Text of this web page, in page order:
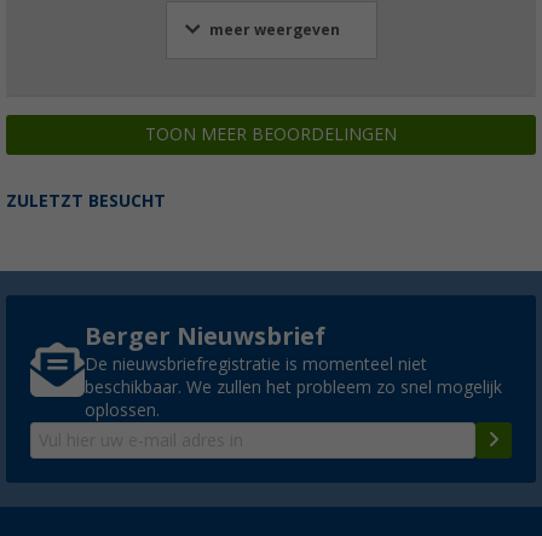
meer weergeven
TOON MEER BEOORDELINGEN
ZULETZT BESUCHT
Berger Nieuwsbrief
De nieuwsbriefregistratie is momenteel niet
beschikbaar. We zullen het probleem zo snel mogelijk
oplossen.